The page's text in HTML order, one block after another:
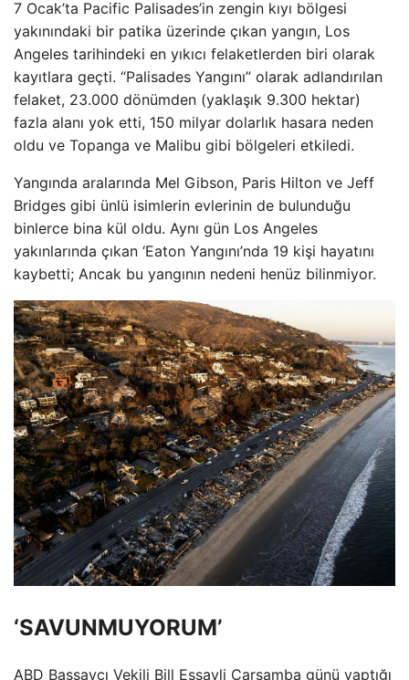
7 Ocak’ta Pacific Palisades’in zengin kıyı bölgesi
yakınındaki bir patika üzerinde çıkan yangın, Los
Angeles tarihindeki en yıkıcı felaketlerden biri olarak
kayıtlara geçti. “Palisades Yangını” olarak adlandırılan
felaket, 23.000 dönümden (yaklaşık 9.300 hektar)
fazla alanı yok etti, 150 milyar dolarlık hasara neden
oldu ve Topanga ve Malibu gibi bölgeleri etkiledi.
Yangında aralarında Mel Gibson, Paris Hilton ve Jeff
Bridges gibi ünlü isimlerin evlerinin de bulunduğu
binlerce bina kül oldu. Aynı gün Los Angeles
yakınlarında çıkan ‘Eaton Yangını’nda 19 kişi hayatını
kaybetti; Ancak bu yangının nedeni henüz bilinmiyor.
‘SAVUNMUYORUM’
ABD Başsavcı Vekili Bill Essayli Çarşamba günü yaptığı